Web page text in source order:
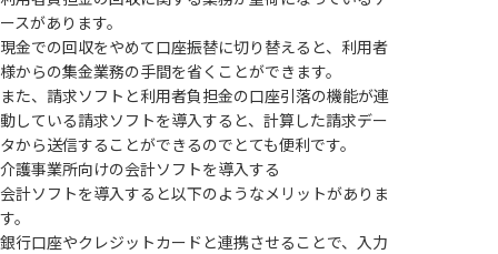
ースがあります。
現金での回収をやめて口座振替に切り替えると、利用者
様からの集金業務の手間を省くことができます。
また、請求ソフトと利用者負担金の口座引落の機能が連
動している請求ソフトを導入すると、計算した請求デー
タから送信することができるのでとても便利です。
介護事業所向けの会計ソフトを導入する
会計ソフトを導入すると以下のようなメリットがありま
す。
銀行口座やクレジットカードと連携させることで、入力